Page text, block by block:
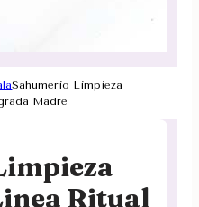
Sahumerio Limpieza
Madre
Ritual